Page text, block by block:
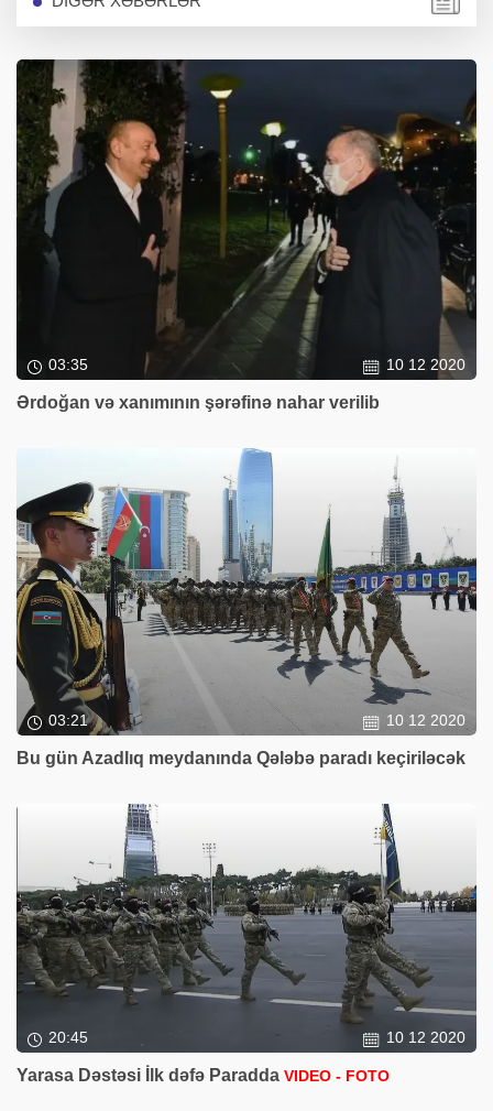
03:35 10 12 2020
Ərdoğan və xanımının şərəfinə nahar verilib
03:21 10 12 2020
Bu gün Azadlıq meydanında Qələbə paradı keçiriləcək
20:45 10 12 2020
Yarasa Dəstəsi İlk dəfə Paradda VIDEO - FOTO